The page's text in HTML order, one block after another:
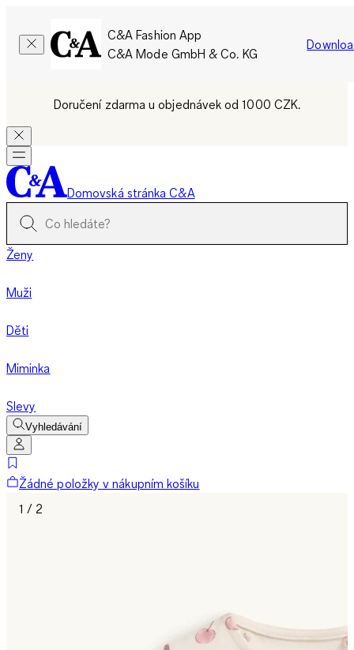
C&A Fashion App
C&A Mode GmbH & Co. KG
Doručení zdarma u objednávek od 1000 CZK.
Domovská stránka C&A
Ženy
Muži
Děti
Miminka
Slevy
Vyhledávání
Žádné položky v nákupním košíku
1 / 2